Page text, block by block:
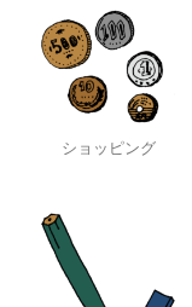
ショッピング